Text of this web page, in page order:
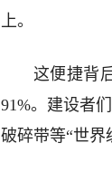
上。
这便捷背
91%。建设者
破碎带等“世界